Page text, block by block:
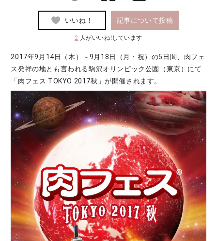
いいね！ 記事について投稿
2 人がいいね!しています
2017年9月14日（木）～9月18日（月・祝）の5日間、肉フェ
ス発祥の地とも言われる駒沢オリンピック公園（東京）にて
「肉フェス TOKYO 2017秋」が開催されます。